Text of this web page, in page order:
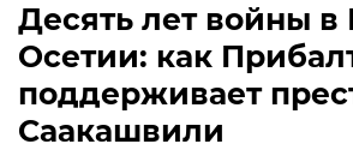
Десять лет войны
Осетии: как
поддерживает
Саакашвили